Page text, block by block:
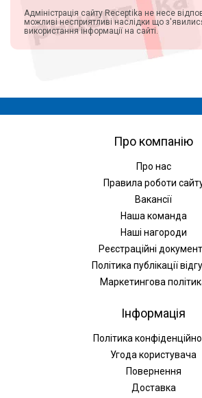
Адміністрація сайту Receptika не несе
можливі несприятливі наслідки що
використання інформації на сайті.
Про компанію
Про нас
Правила роботи
Вакансії
Наша команда
Наші нагороди
Реєстраційні
Політика публікації
Маркетингова
Інформація
Політика
Угода користувача
Повернення
Доставка